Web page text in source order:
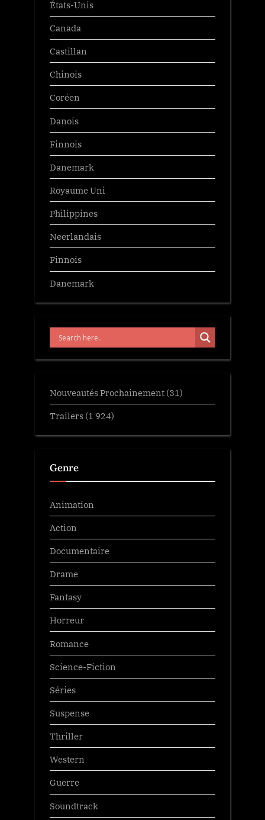
États-Unis
Canada
Castillan
Chinois
Coréen
Danois
Finnois
Danemark
Royaume Uni
Philippines
Neerlandais
Finnois
Danemark
Nouveautés Prochainement (31)
Trailers (1 924)
Genre
Animation
Action
Documentaire
Drame
Fantasy
Horreur
Romance
Science-Fiction
Séries
Suspense
Thriller
Western
Guerre
Soundtrack